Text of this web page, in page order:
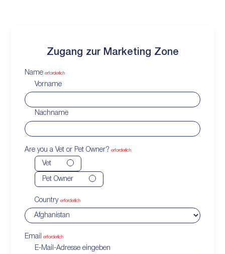
Zugang zur Marketing Zone
Name erforderlich
Vorname
Nachname
Are you a Vet or Pet Owner? erforderlich
Vet
Pet Owner
Country erforderlich
Email erforderlich
E-Mail-Adresse eingeben